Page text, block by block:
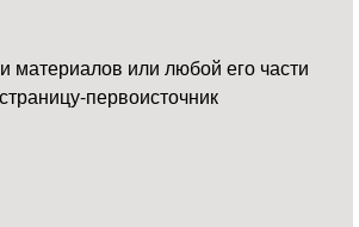
материалов или любой его части
первоисточник